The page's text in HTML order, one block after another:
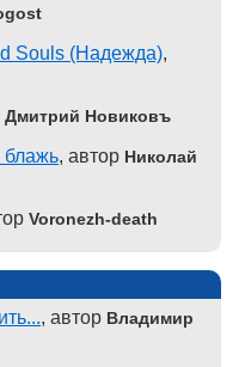
Souls (Надежда),
Дмитрий Новиковъ
блажь, автор Николай
Voronezh-death
, автор Владимир